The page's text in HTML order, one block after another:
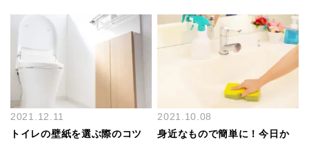
2021.12.11
トイレの壁紙を選ぶ際のコツ
2021.10.08
身近なもので簡単に！今日か